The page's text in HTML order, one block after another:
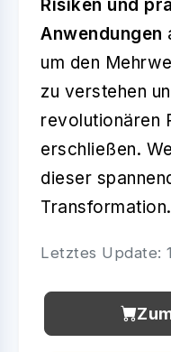
Risiken und
Anwendungen
um den
zu verstehen
revolutionären
erschließen.
dieser
Transformation.
Letztes Update: